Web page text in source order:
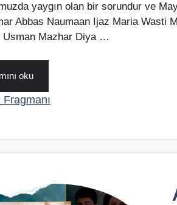
yaygın olan bir sorundur ve
Abbas Naumaan Ijaz Maria Wasti
Usman Mazhar Diya …
oku
Fragmanı